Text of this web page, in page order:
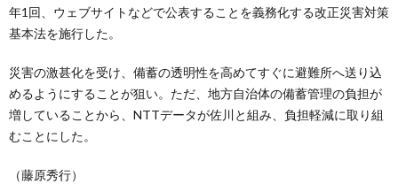
年1回、ウェブサイトなどで公表することを義務化する改正災害対策
基本法を施行した。
災害の激甚化を受け、備蓄の透明性を高めてすぐに避難所へ送り込
めるようにすることが狙い。ただ、地方自治体の備蓄管理の負担が
増していることから、NTTデータが佐川と組み、負担軽減に取り組
むことにした。
（藤原秀行）